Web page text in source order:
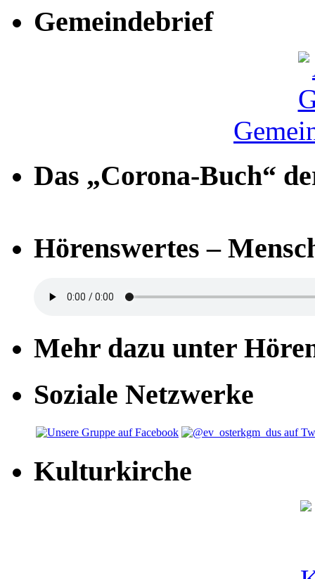
Gemeindebrief
Das „Corona-Buch“
Hörenswertes –
Mehr dazu unter
Soziale Netzwerke
Kulturkirche